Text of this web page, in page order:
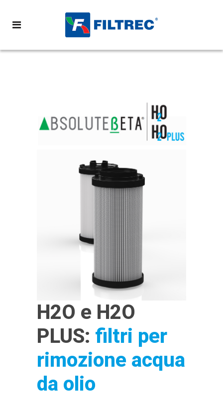
H2O e H2O
PLUS: filtri per
rimozione acqua
da olio